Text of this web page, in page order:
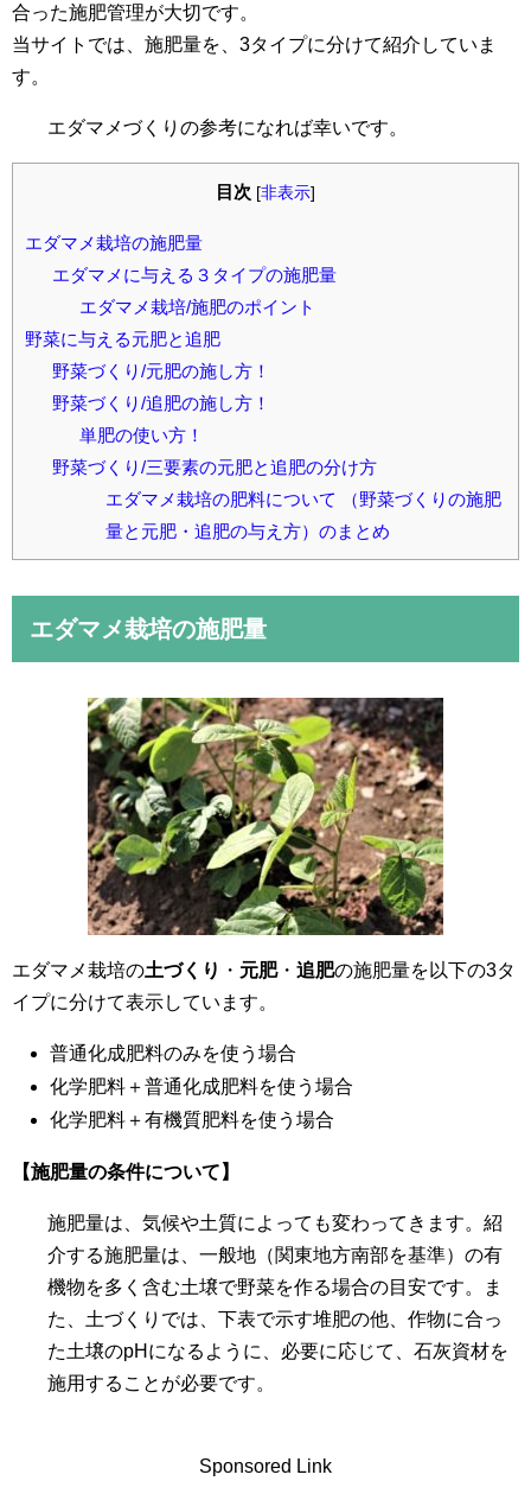
合った施肥管理が大切です。
当サイトでは、施肥量を、3タイプに分けて紹介していま
す。
エダマメづくりの参考になれば幸いです。
目次 [非表示]
エダマメ栽培の施肥量
エダマメに与える３タイプの施肥量
エダマメ栽培/施肥のポイント
野菜に与える元肥と追肥
野菜づくり/元肥の施し方！
野菜づくり/追肥の施し方！
単肥の使い方！
野菜づくり/三要素の元肥と追肥の分け方
エダマメ栽培の肥料について （野菜づくりの施肥
量と元肥・追肥の与え方）のまとめ
エダマメ栽培の施肥量
エダマメ栽培の土づくり ・ 元肥・ 追肥の施肥量を以下の3タ
イプに分けて表示しています。
普通化成肥料のみを使う場合
化学肥料＋普通化成肥料を使う場合
化学肥料＋有機質肥料を使う場合
【施肥量の条件について】
施肥量は、気候や土質によっても変わってきます。紹
介する施肥量は、一般地（関東地方南部を基準）の有
機物を多く含む土壌で野菜を作る場合の目安です。ま
た、土づくりでは、下表で示す堆肥の他、作物に合っ
た土壌のpHになるように、必要に応じて、石灰資材を
施用することが必要です。
Sponsored Link